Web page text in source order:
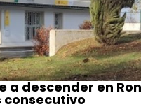
a descender en